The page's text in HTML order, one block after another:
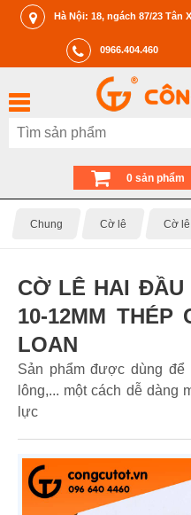
Hà Nội: 18, ngách 87/23 Tân
0966.404.460
0 sản phẩm
Chung Cờ lê Cờ
CỜ LÊ HAI ĐẦU
10-12MM THÉP
LOAN
Sản phẩm được dùng
lông,... một cách dễ dàng
lực